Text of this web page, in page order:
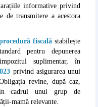
informative privind
de transmitere a acestora
fiscalăstabilește
pentru depunerea
suplimentar, în
privind asigurarea unui
revine, după caz,
cadrul unui grup de
mamă relevante.